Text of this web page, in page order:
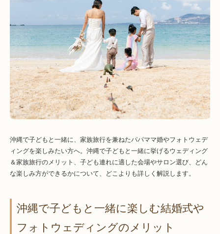
沖縄で子どもと一緒に、家族旅行を兼ねたパパママ婚やフォトウェデ
ィングを楽しみたい方へ。沖縄で子どもと一緒に挙げるウェディング
＆家族旅行のメリット、子ども連れに適した会場やサロン選び、どん
な楽しみ方ができるかについて、どこよりも詳しく解説します。
沖縄で子どもと一緒に楽しむ結婚式や
フォトウェディングのメリット